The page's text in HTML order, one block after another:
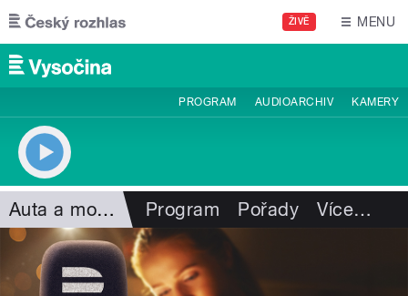
Přejít k hlavnímu obsahu
ŽIVĚ MENU
PROGRAM AUDIOARCHIV KAMERY
Auta a motorismus Program Pořady Více…